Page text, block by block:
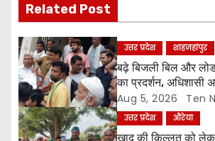
g
a
t
i
Related Post
उत्तर प्रदेश शाहजहांपुर
बढ़े बिजली बिल और
का प्रदर्शन, अधिशासी
ज्ञापन
Aug 5, 2026 Ten
उत्तर प्रदेश औरेया
खाद की किल्लत को